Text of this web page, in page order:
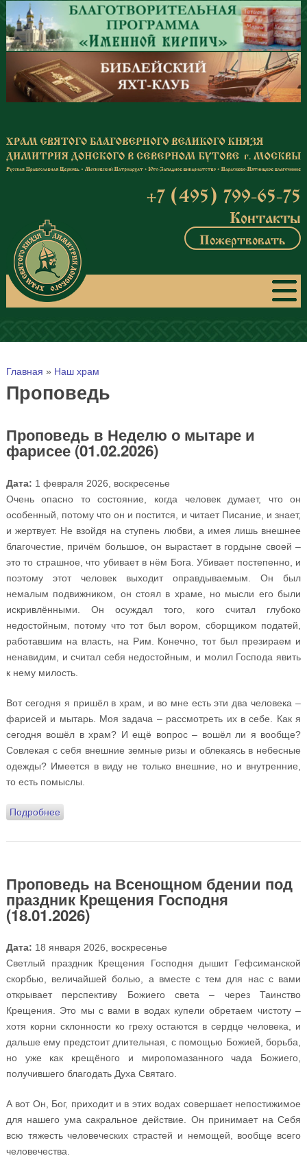
Перейти к основному содержанию
+7 (495) 799-65-75
Контакты
Пожертвовать
Вы здесь
Главная » Наш храм
Проповедь
Проповедь в Неделю о мытаре и
фарисее (01.02.2026)
Дата: 1 февраля 2026, воскресенье
Очень опасно то состояние, когда человек думает, что он
особенный, потому что он и постится, и читает Писание, и знает,
и жертвует. Не взойдя на ступень любви, а имея лишь внешнее
благочестие, причём большое, он вырастает в гордыне своей –
это то страшное, что убивает в нём Бога. Убивает постепенно, и
поэтому этот человек выходит оправдываемым. Он был
немалым подвижником, он стоял в храме, но мысли его были
искривлёнными. Он осуждал того, кого считал глубоко
недостойным, потому что тот был вором, сборщиком податей,
работавшим на власть, на Рим. Конечно, тот был презираем и
ненавидим, и считал себя недостойным, и молил Господа явить
к нему милость.
Вот сегодня я пришёл в храм, и во мне есть эти два человека –
фарисей и мытарь. Моя задача – рассмотреть их в себе. Как я
сегодня вошёл в храм? И ещё вопрос – вошёл ли я вообще?
Совлекая с себя внешние земные ризы и облекаясь в небесные
одежды? Имеется в виду не только внешние, но и внутренние,
то есть помыслы.
Подробнеео Проповедь в Неделю о мытаре и фарисее
Проповедь на Всенощном бдении под
праздник Крещения Господня
(18.01.2026)
Дата: 18 января 2026, воскресенье
Светлый праздник Крещения Господня дышит Гефсиманской
скорбью, величайшей болью, а вместе с тем для нас с вами
открывает перспективу Божиего света – через Таинство
Крещения. Это мы с вами в водах купели обретаем чистоту –
хотя корни склонности ко греху остаются в сердце человека, и
дальше ему предстоит длительная, с помощью Божией, борьба,
но уже как крещёного и миропомазанного чада Божиего,
получившего благодать Духа Святаго.
А вот Он, Бог, приходит и в этих водах совершает непостижимое
для нашего ума сакральное действие. Он принимает на Себя
всю тяжесть человеческих страстей и немощей, вообще всего
человечества.